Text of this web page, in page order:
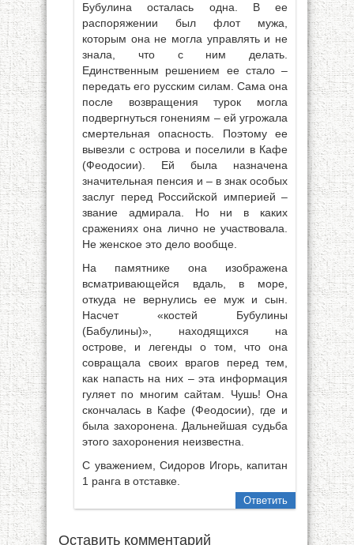
Бубулина осталась одна. В ее
распоряжении был флот мужа,
которым она не могла управлять и не
знала, что с ним делать.
Единственным решением ее стало –
передать его русским силам. Сама она
после возвращения турок могла
подвергнуться гонениям – ей угрожала
смертельная опасность. Поэтому ее
вывезли с острова и поселили в Кафе
(Феодосии). Ей была назначена
значительная пенсия и – в знак особых
заслуг перед Российской империей –
звание адмирала. Но ни в каких
сражениях она лично не участвовала.
Не женское это дело вообще.
На памятнике она изображена
всматривающейся вдаль, в море,
откуда не вернулись ее муж и сын.
Насчет «костей Бубулины
(Бабулины)», находящихся на
острове, и легенды о том, что она
совращала своих врагов перед тем,
как напасть на них – эта информация
гуляет по многим сайтам. Чушь! Она
скончалась в Кафе (Феодосии), где и
была захоронена. Дальнейшая судьба
этого захоронения неизвестна.
С уважением, Сидоров Игорь, капитан
1 ранга в отставке.
Ответить
Оставить комментарий